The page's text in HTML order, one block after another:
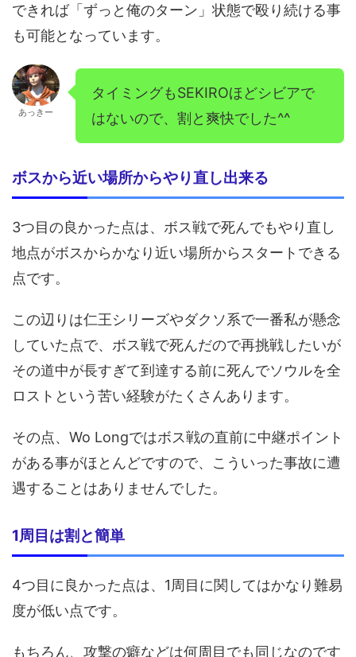
できれば「ずっと俺のターン」状態で殴り続ける事
も可能となっています。
あっきー
タイミングもSEKIROほどシビアで
はないので、割と爽快でした^^
ボスから近い場所からやり直し出来る
3つ目の良かった点は、ボス戦で死んでもやり直し
地点がボスからかなり近い場所からスタートできる
点です。
この辺りは仁王シリーズやダクソ系で一番私が懸念
していた点で、ボス戦で死んだので再挑戦したいが
その道中が長すぎて到達する前に死んでソウルを全
ロストという苦い経験がたくさんあります。
その点、Wo Longではボス戦の直前に中継ポイント
がある事がほとんどですので、こういった事故に遭
遇することはありませんでした。
1周目は割と簡単
4つ目に良かった点は、1周目に関してはかなり難易
度が低い点です。
もちろん、攻撃の癖などは何周目でも同じなのです